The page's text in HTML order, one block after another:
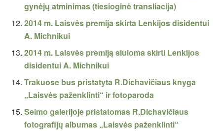
gynėjų atminimas (tiesioginė transliacija)
2014 m. Laisvės premija skirta Lenkijos disidentui
A. Michnikui
2014 m. Laisvės premiją siūloma skirti Lenkijos
disidentui A. Michnikui
Trakuose bus pristatyta R.Dichavičiaus knyga
„Laisvės paženklinti“ ir fotoparoda
Seimo galerijoje pristatomas R.Dichavičiaus
fotografijų albumas „Laisvės paženklinti“